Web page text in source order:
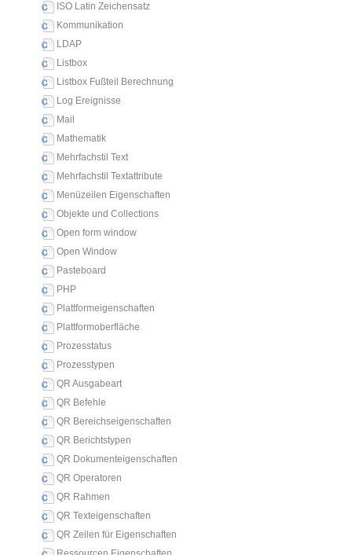
ISO Latin Zeichensatz
Kommunikation
LDAP
Listbox
Listbox Fußteil Berechnung
Log Ereignisse
Mail
Mathematik
Mehrfachstil Text
Mehrfachstil Textattribute
Menüzeilen Eigenschaften
Objekte und Collections
Open form window
Open Window
Pasteboard
PHP
Plattformeigenschaften
Plattformoberfläche
Prozesstatus
Prozesstypen
QR Ausgabeart
QR Befehle
QR Bereichseigenschaften
QR Berichtstypen
QR Dokumenteigenschaften
QR Operatoren
QR Rahmen
QR Texteigenschaften
QR Zeilen für Eigenschaften